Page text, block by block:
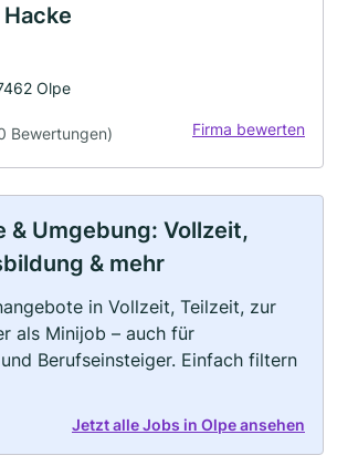
Olpe
Bewertungen) Firma bewerten
& Umgebung: Vollzeit,
& mehr
in Vollzeit, Teilzeit, zur
als Minijob – auch für
Berufseinsteiger. Einfach filtern
Jetzt alle Jobs in Olpe ansehen